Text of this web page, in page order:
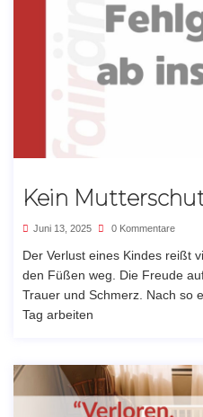
Kein
Juni 13, 2025 0 Kommentare
Der Verlust eines Kindes reißt
den Füßen weg. Die Freude
Trauer und Schmerz. Nach so
Tag arbeiten